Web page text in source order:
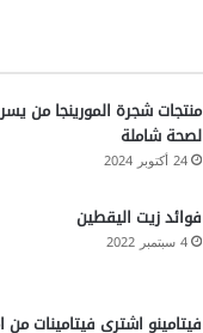
منتجات شجرة المورينجا من
لصحة شاملة
24 أكتوبر 2024
فوائد زيت اليقطين
4 سبتمبر 2022
فيتامينو اشتري فيتامينات من